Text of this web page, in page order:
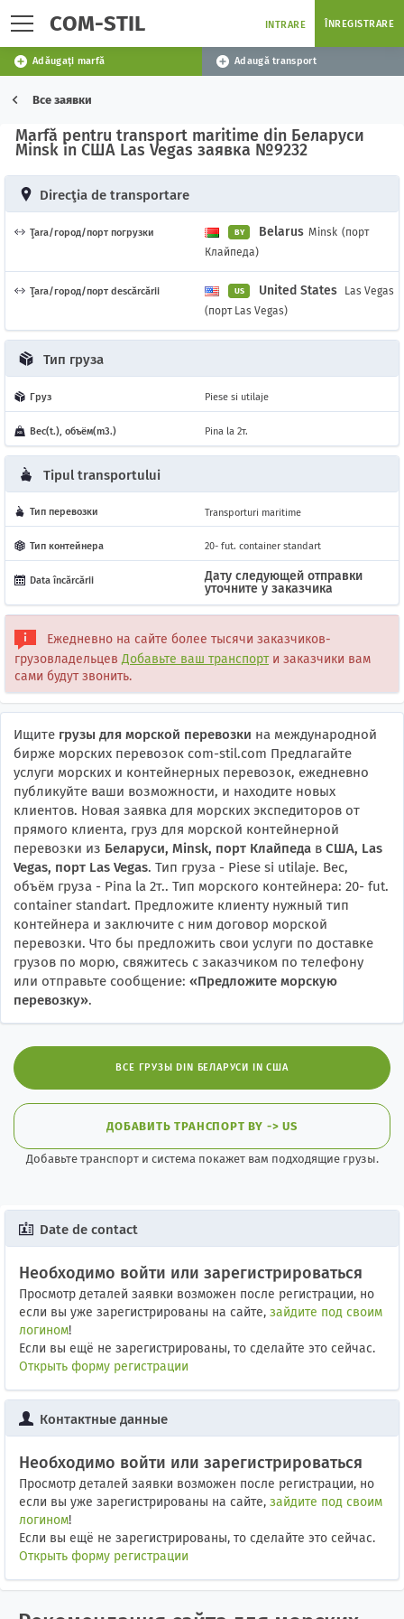
COM-STIL INTRARE ÎNREGISTRARE
Adăugați marfă Adaugă transport
Все заявки
Marfă pentru transport maritime din Беларуси
Minsk in США Las Vegas заявка №9232
Direcţia de transportare
Ţara/город/порт погрузки BY Belarus Minsk (порт
Клайпеда)
Ţara/город/порт descărcării US United States
Las Vegas
(порт Las Vegas)
Тип груза
Груз Piese si utilaje
Вес(t.), объём(m3.) Pina la 2т.
Tipul transportului
Тип перевозки Transporturi maritime
Тип контейнера 20- fut. container standart
Data încărcării
Дату следующей отправки
уточните у заказчика
Ежедневно на сайте более тысячи заказчиков-
грузовладельцевДобавьте ваш транспорти заказчики вам
сами будут звонить.
Ищите грузы для морской перевозки на международной
бирже морских перевозок com-stil.com Предлагайте
услуги морских и контейнерных перевозок, ежедневно
публикуйте ваши возможности, и находите новых
клиентов. Новая заявка для морских экспедиторов от
прямого клиента, груз для морской контейнерной
перевозки из Беларуси, Minsk, порт Клайпеда в США, Las
Vegas, порт Las Vegas. Тип груза - Piese si utilaje. Вес,
объём груза - Pina la 2т.. Тип морского контейнера: 20- fut.
container standart. Предложите клиенту нужный тип
контейнера и заключите с ним договор морской
перевозки. Что бы предложить свои услуги по доставке
грузов по морю, свяжитесь с заказчиком по телефону
или отправьте сообщение: «Предложите морскую
перевозку».
ВСЕ ГРУЗЫ DIN БЕЛАРУСИ IN США
ДОБАВИТЬ ТРАНСПОРТ BY -> US
Добавьте транспорт и система покажет вам подходящие грузы.
Date de contact
Необходимо войти или зарегистрироваться
Просмотр деталей заявки возможен после регистрации, но
если вы уже зарегистрированы на сайте, зайдите под своим
логином!
Если вы ещё не зарегистрированы, то сделайте это сейчас.
Открыть форму регистрации
Контактные данные
Необходимо войти или зарегистрироваться
Просмотр деталей заявки возможен после регистрации, но
если вы уже зарегистрированы на сайте, зайдите под своим
логином!
Если вы ещё не зарегистрированы, то сделайте это сейчас.
Открыть форму регистрации